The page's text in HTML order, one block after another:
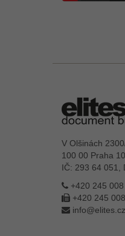
V Olšinách
100 00 Praha
IČ: 293 64 051,
+420 245
+420 245
info@elites.cz